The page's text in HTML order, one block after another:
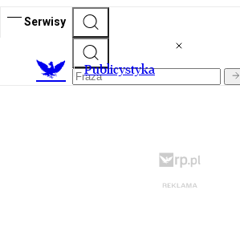
Serwisy
Publicystyka